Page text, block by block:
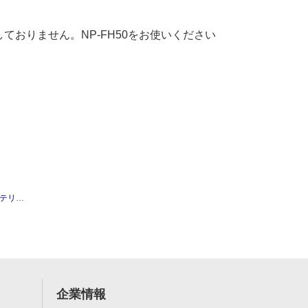
ておりません。NP-FH50をお使いください
ク
企業情報